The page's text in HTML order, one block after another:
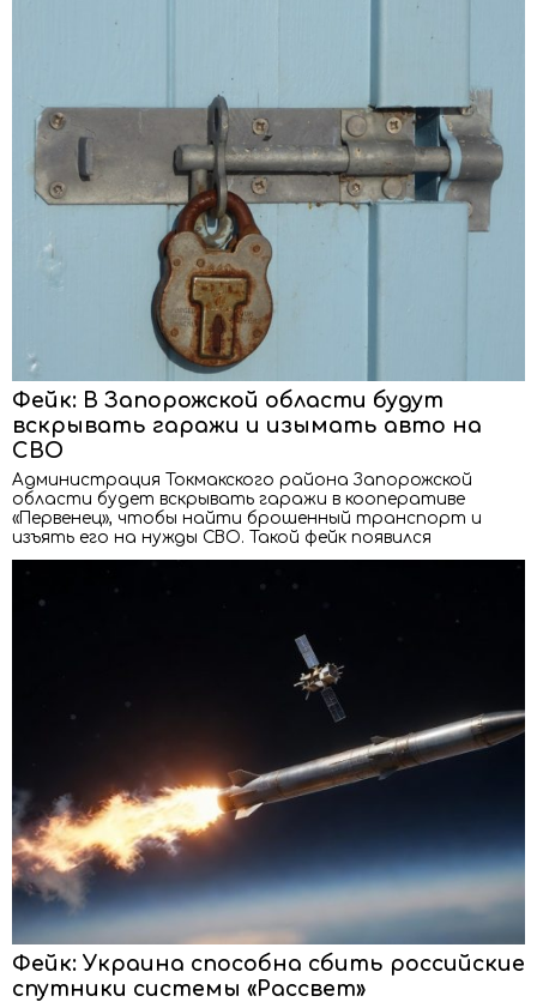
Фейк: В Запорожской области будут
вскрывать гаражи и изымать авто на
СВО
Администрация Токмакского района Запорожской
области будет вскрывать гаражи в кооперативе
«Первенец», чтобы найти брошенный транспорт и
изъять его на нужды СВО. Такой фейк появился
Фейк: Украина способна сбить российские
спутники системы «Рассвет»